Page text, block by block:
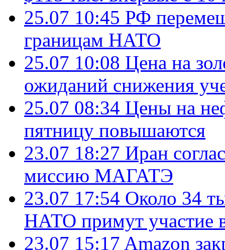
25.07 10:45 РФ
границам НАТО
25.07 10:08 Цена на
ожиданий снижения
25.07 08:34 Цены на
пятницу повышаются
23.07 18:27 Иран
миссию МАГАТЭ
23.07 17:54 Около 34
НАТО примут участие
23.07 15:17 Amazon